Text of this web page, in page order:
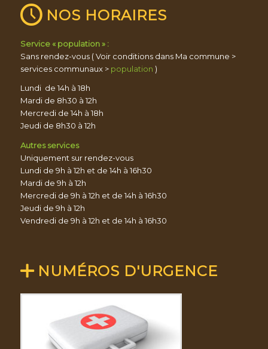
NOS HORAIRES
Service « population » :
Sans rendez-vous ( Voir conditions dans Ma commune >
services communaux > population )
Lundi de 14h à 18h
Mardi de 8h30 à 12h
Mercredi de 14h à 18h
Jeudi de 8h30 à 12h
Autres services
Uniquement sur rendez-vous
Lundi de 9h à 12h et de 14h à 16h30
Mardi de 9h à 12h
Mercredi de 9h à 12h et de 14h à 16h30
Jeudi de 9h à 12h
Vendredi de 9h à 12h et de 14h à 16h30
NUMÉROS D'URGENCE